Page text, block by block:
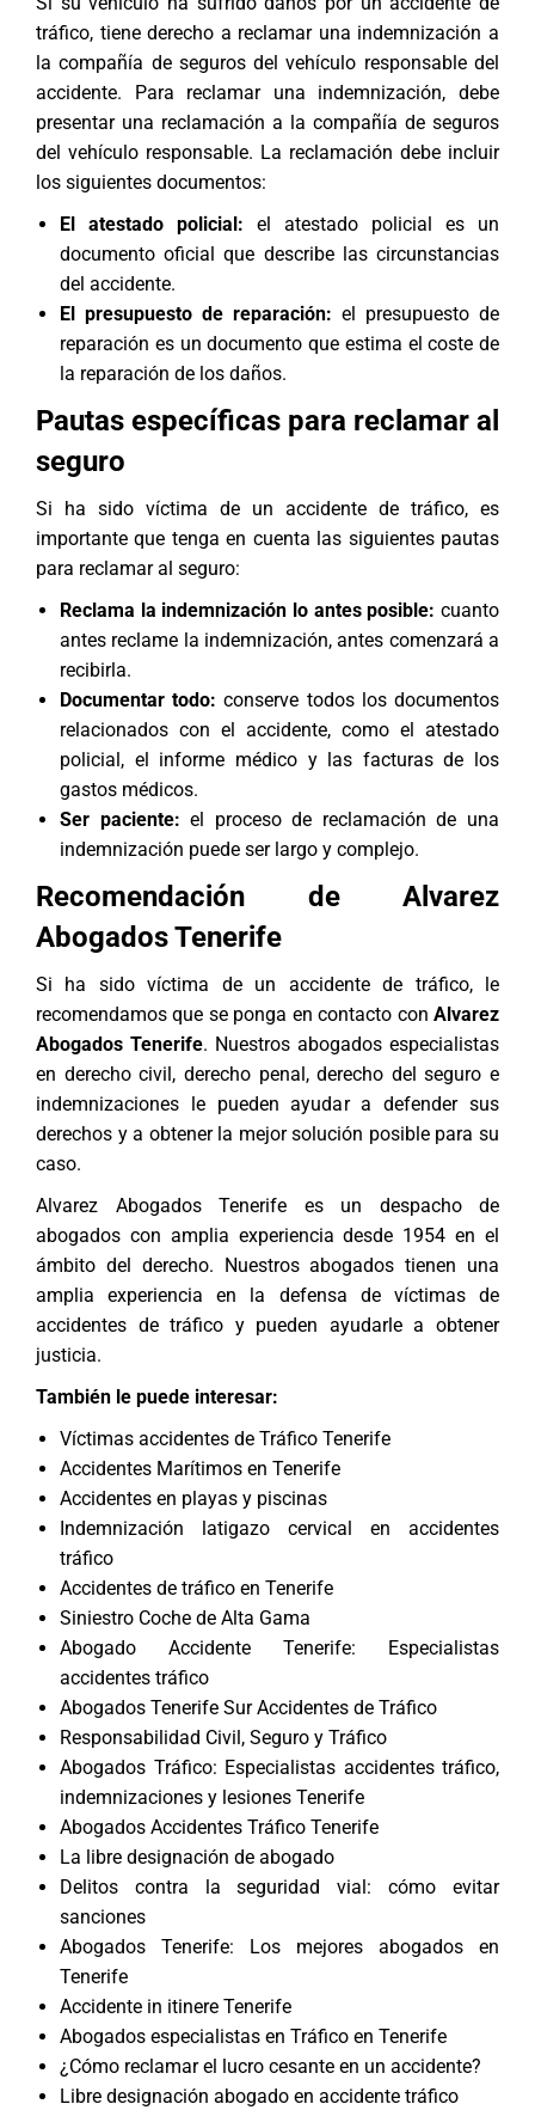
tráfico, tiene derecho a reclamar una indemnización a
la compañía de seguros del vehículo responsable del
accidente. Para reclamar una indemnización, debe
presentar una reclamación a la compañía de seguros
del vehículo responsable. La reclamación debe incluir
los siguientes documentos:
El atestado policial: el atestado policial es un
documento oficial que describe las circunstancias
del accidente.
El presupuesto de reparación: el presupuesto de
reparación es un documento que estima el coste de
la reparación de los daños.
Pautas específicas para reclamar al
seguro
Si ha sido víctima de un accidente de tráfico, es
importante que tenga en cuenta las siguientes pautas
para reclamar al seguro:
Reclama la indemnización lo antes posible: cuanto
antes reclame la indemnización, antes comenzará a
recibirla.
Documentar todo: conserve todos los documentos
relacionados con el accidente, como el atestado
policial, el informe médico y las facturas de los
gastos médicos.
Ser paciente: el proceso de reclamación de una
indemnización puede ser largo y complejo.
Recomendación de Alvarez
Abogados Tenerife
Si ha sido víctima de un accidente de tráfico, le
recomendamos que se ponga en contacto con Alvarez
Abogados Tenerife. Nuestros abogados especialistas
en derecho civil, derecho penal,derecho del seguro e
indemnizaciones le pueden ayudar a defender sus
derechos y a obtener la mejor solución posible para su
caso.
Alvarez Abogados Tenerife es un despacho de
abogados con amplia experiencia desde 1954 en el
ámbito del derecho. Nuestrosabogados tienen una
amplia experiencia en la defensa de víctimas de
accidentes de tráfico y pueden ayudarle a obtener
justicia.
También le puede interesar:
Víctimas accidentes de Tráfico Tenerife
Accidentes Marítimos en Tenerife
Accidentes en playas y piscinas
Indemnización latigazo cervical en accidentes
tráfico
Accidentes de tráfico en Tenerife
Siniestro Coche de Alta Gama
Abogado Accidente Tenerife: Especialistas
accidentes tráfico
Abogados Tenerife Sur Accidentes de Tráfico
Responsabilidad Civil, Seguro y Tráfico
Abogados Tráfico: Especialistas accidentes tráfico,
indemnizaciones y lesiones Tenerife
Abogados Accidentes Tráfico Tenerife
La libre designación de abogado
Delitos contra la seguridad vial: cómo evitar
sanciones
Abogados Tenerife: Los mejores abogados en
Tenerife
Accidente in itinere Tenerife
Abogados especialistas en Tráfico en Tenerife
¿Cómo reclamar el lucro cesante en un accidente?
Libre designación abogado en accidente tráfico